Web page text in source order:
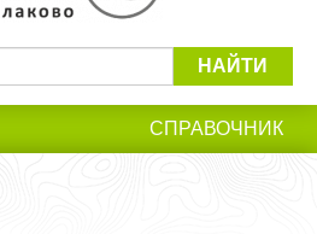
НАЙТИ
СПРАВОЧНИК